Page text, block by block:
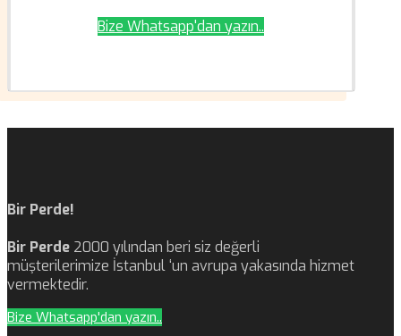
Bize Whatsapp'dan yazın..
Bir Perde!
Bir Perde 2000 yılından beri siz değerli
müşterilerimize İstanbul ‘un avrupa yakasında hizmet
vermektedir.
Bize Whatsapp'dan yazın..